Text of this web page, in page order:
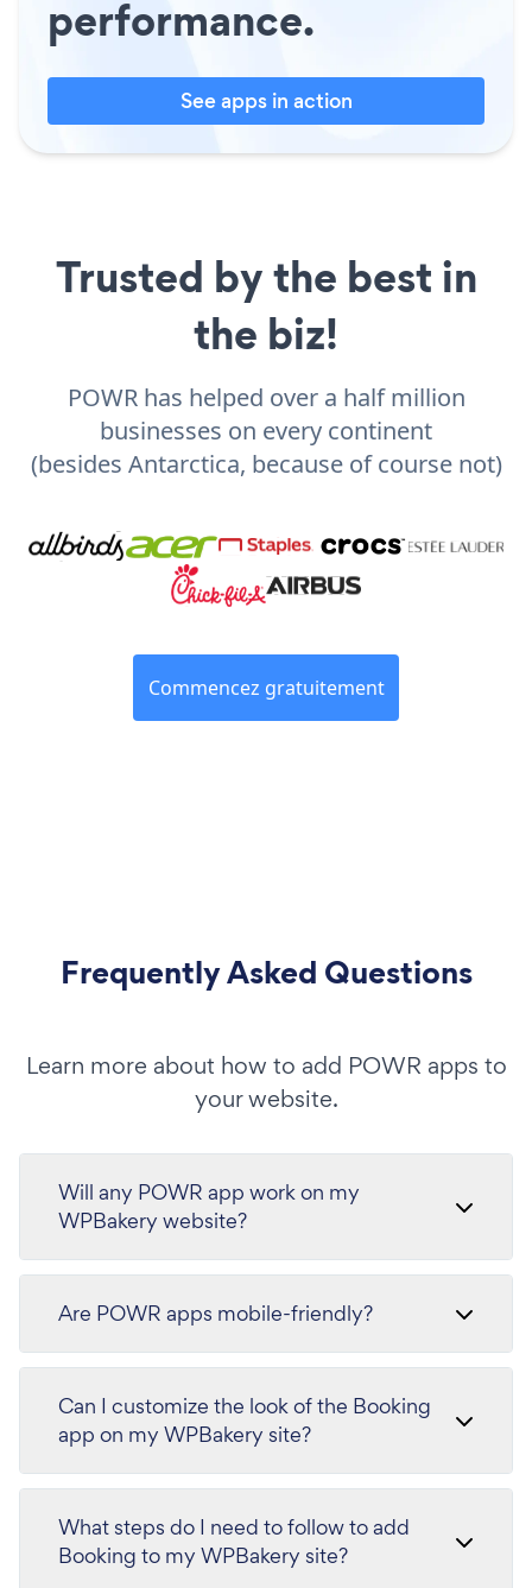
performance.
See apps in action
Trusted by the best in
the biz!
POWR has helped over a half million
businesses on every continent
(besides Antarctica, because of course not)
Commencez gratuitement
Frequently Asked Questions
Learn more about how to add POWR apps to
your website.
Will any POWR app work on my
WPBakery website?
Are POWR apps mobile-friendly?
Can I customize the look of the Booking
app on my WPBakery site?
What steps do I need to follow to add
Booking to my WPBakery site?